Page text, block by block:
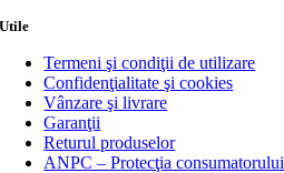
Utile
Termeni şi condiţii de utilizare
Confidenţialitate şi cookies
Vânzare şi livrare
Garanţii
Returul produselor
ANPC – Protecţia consumatorului